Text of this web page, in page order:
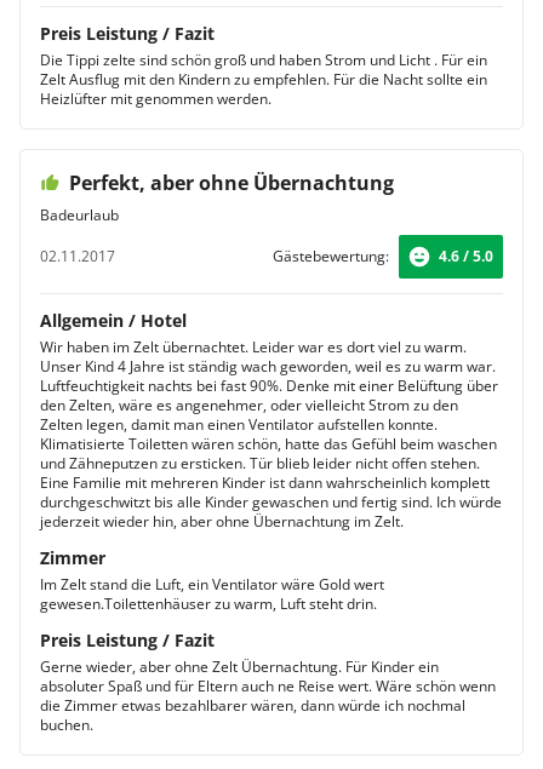
Preis Leistung / Fazit
Die Tippi zelte sind schön groß und haben Strom und Licht . Für ein
Zelt Ausflug mit den Kindern zu empfehlen. Für die Nacht sollte ein
Heizlüfter mit genommen werden.
Perfekt, aber ohne Übernachtung
Badeurlaub
02.11.2017
Gästebewertung: 4.6 / 5.0
Allgemein / Hotel
Wir haben im Zelt übernachtet. Leider war es dort viel zu warm.
Unser Kind 4 Jahre ist ständig wach geworden, weil es zu warm war.
Luftfeuchtigkeit nachts bei fast 90%. Denke mit einer Belüftung über
den Zelten, wäre es angenehmer, oder vielleicht Strom zu den
Zelten legen, damit man einen Ventilator aufstellen konnte.
Klimatisierte Toiletten wären schön, hatte das Gefühl beim waschen
und Zähneputzen zu ersticken. Tür blieb leider nicht offen stehen.
Eine Familie mit mehreren Kinder ist dann wahrscheinlich komplett
durchgeschwitzt bis alle Kinder gewaschen und fertig sind. Ich würde
jederzeit wieder hin, aber ohne Übernachtung im Zelt.
Zimmer
Im Zelt stand die Luft, ein Ventilator wäre Gold wert
gewesen.Toilettenhäuser zu warm, Luft steht drin.
Preis Leistung / Fazit
Gerne wieder, aber ohne Zelt Übernachtung. Für Kinder ein
absoluter Spaß und für Eltern auch ne Reise wert. Wäre schön wenn
die Zimmer etwas bezahlbarer wären, dann würde ich nochmal
buchen.